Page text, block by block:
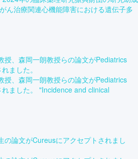
ん治療関連心機能障害における遺伝子多
授、森岡一朗教授らの論文がPediatrics
ました。
授、森岡一朗教授らの論文がPediatrics
ました。 "Incidence and clinical
の論文がCureusにアクセプトされまし